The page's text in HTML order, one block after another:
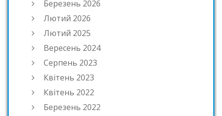
Березень 2026
Лютий 2026
Лютий 2025
Вересень 2024
Серпень 2023
Квітень 2023
Квітень 2022
Березень 2022